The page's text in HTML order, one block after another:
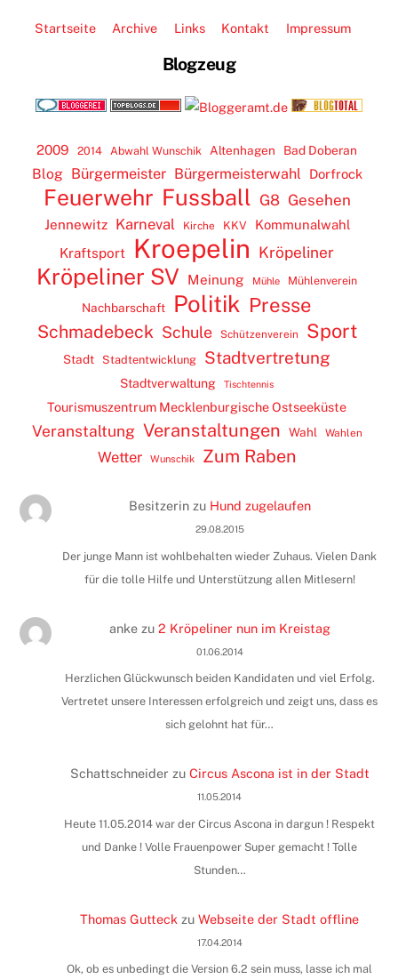
Startseite Archive Links Kontakt Impressum
Blogzeug
2009 2014 Abwahl Wunschik Altenhagen Bad Doberan
Blog Bürgermeister Bürgermeisterwahl Dorfrock
Feuerwehr Fussball G8 Gesehen
Jennewitz Karneval Kirche KKV
Kommunalwahl
Kraftsport
Kroepelin Kröpeliner
Kröpeliner SV Meinung Mühle Mühlenverein
Nachbarschaft Politik Presse
Schmadebeck Schule Schützenverein Sport
Stadt Stadtentwicklung Stadtvertretung
Stadtverwaltung Tischtennis
Tourismuszentrum Mecklenburgische Ostseeküste
Veranstaltung Veranstaltungen Wahl Wahlen
Wetter Wunschik Zum Raben
Besitzerinzu Hund zugelaufen
29.08.2015
Der junge Mann ist wohlbehalten wieder Zuhaus. Vielen Dank
für die tolle Hilfe und Unterstützung allen Mitlesern!
ankezu 2 Kröpeliner nun im Kreistag
01.06.2014
Herzlichen Glückwunsch beiden Kandidaten und viel Erfolg.
Vertretet unsere Interessen erfolgreich und zeigt uns, dass es
sich gelohnt hat für…
Schattschneider zu Circus Ascona ist in der Stadt
11.05.2014
Heute 11.05.2014 war der Circus Ascona in dargun ! Respekt
und Danke ! Volle Frauenpower Super gemacht ! Tolle
Stunden…
Thomas Gutteck zuWebseite der Stadt offline
17.04.2014
Ok, ob es unbedingt die Version 6.2 sein muss, lasse ich mal